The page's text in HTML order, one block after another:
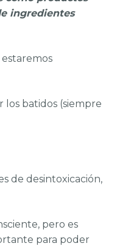
ingredientes
los batidos (siempre
de desintoxicación,
pero es
para poder